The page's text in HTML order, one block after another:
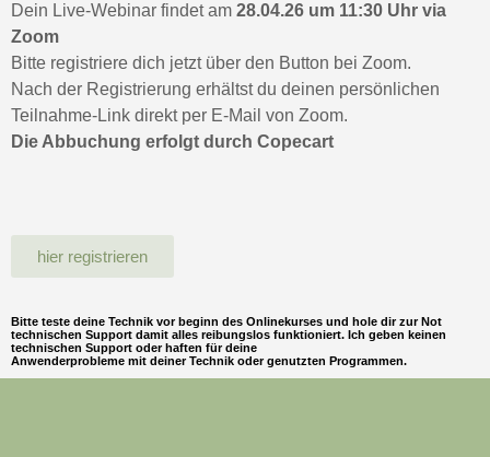
Dein Live-Webinar findet am 28.04.26 um 11:30 Uhr via
Zoom
Bitte registriere dich jetzt über den Button bei Zoom.
Nach der Registrierung erhältst du deinen persönlichen
Teilnahme-Link direkt per E-Mail von Zoom.
Die Abbuchung erfolgt durch Copecart
hier registrieren
Bitte teste deine Technik vor beginn des Onlinekurses und hole dir zur Not
technischen Support damit alles reibungslos funktioniert. Ich geben keinen
technischen Support oder haften für deine
Anwenderprobleme mit deiner Technik oder genutzten Programmen.